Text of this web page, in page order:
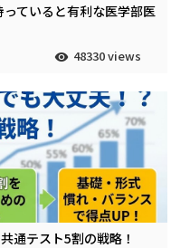
ていると有利な医学部医
48330 views
通テスト5割の戦略！